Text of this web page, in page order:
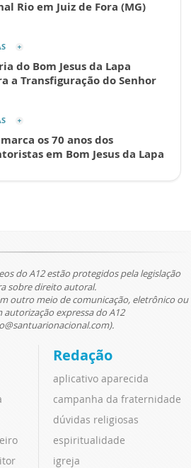
Rio em Juiz de Fora (MG)
do Bom Jesus da Lapa
a Transfiguração do Senhor
os 70 anos dos
em Bom Jesus da Lapa
do A12 estão protegidos pela legislação
sobre direito autoral.
outro meio de comunicação, eletrônico ou
autorização expressa do A12
Redação
aplicativo aparecida
campanha da fraternidade
dúvidas religiosas
espiritualidade
igreja